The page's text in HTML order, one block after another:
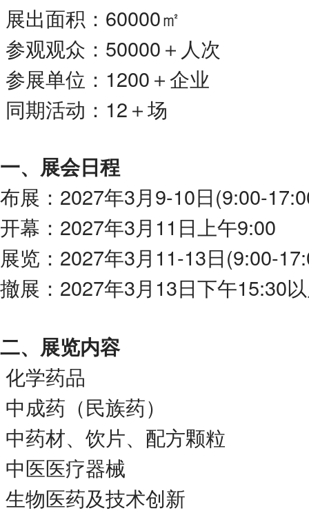
展出面积：60000㎡
参观观众：50000＋人次
参展单位：1200＋企业
同期活动：12＋场
一、展会日程
布展：2027年3月9-10日(9:00-
开幕：2027年3月11日上午9:00
展览：2027年3月11-13日(9:00-
撤展：2027年3月13日下午15:30
二、展览内容
化学药品
中成药（民族药）
中药材、饮片、配方颗粒
中医医疗器械
生物医药及技术创新